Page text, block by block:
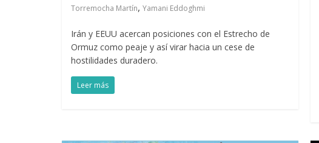
Torremocha Martín, Yamani Eddoghmi
Irán y EEUU acercan posiciones con el Estrecho de
Ormuz como peaje y así virar hacia un cese de
hostilidades duradero.
Leer más